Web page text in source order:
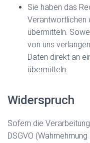
Sie haben das
Verantwortlichen
übermitteln.
von uns
Daten direkt an
übermitteln.
Widerspruch
Sofern die
DSGVO